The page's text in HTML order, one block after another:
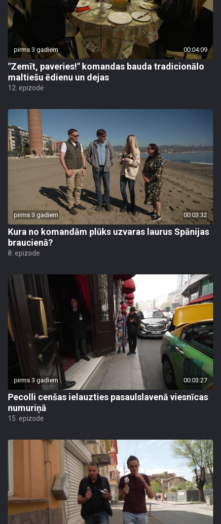
pirms 3 gadiem 00:04:09
"Zemīt, paveries!" komandas bauda tradicionālo
maltiešu ēdienu un dejas
12. epizode
pirms 3 gadiem 00:03:32
Kura no komandām plūks uzvaras laurus Spānijas
braucienā?
8. epizode
pirms 3 gadiem 00:03:27
Pecolli cenšas ielauzties pasaulslavenā viesnīcas
numuriņā
15. epizode